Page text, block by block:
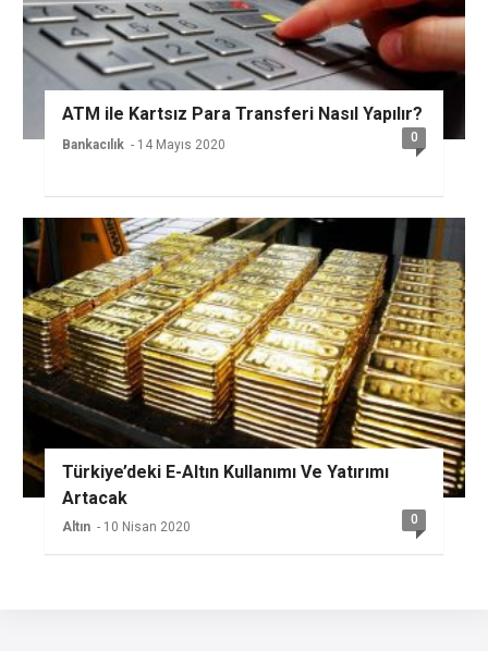
ATM ile Kartsız Para Transferi Nasıl Yapılır?
Bankacılık - 14 Mayıs 2020 0
Türkiye’deki E-Altın Kullanımı Ve Yatırımı
Artacak
Altın - 10 Nisan 2020 0